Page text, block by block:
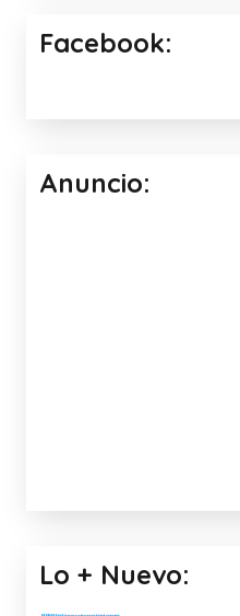
Facebook:
Anuncio:
Lo + Nuevo: